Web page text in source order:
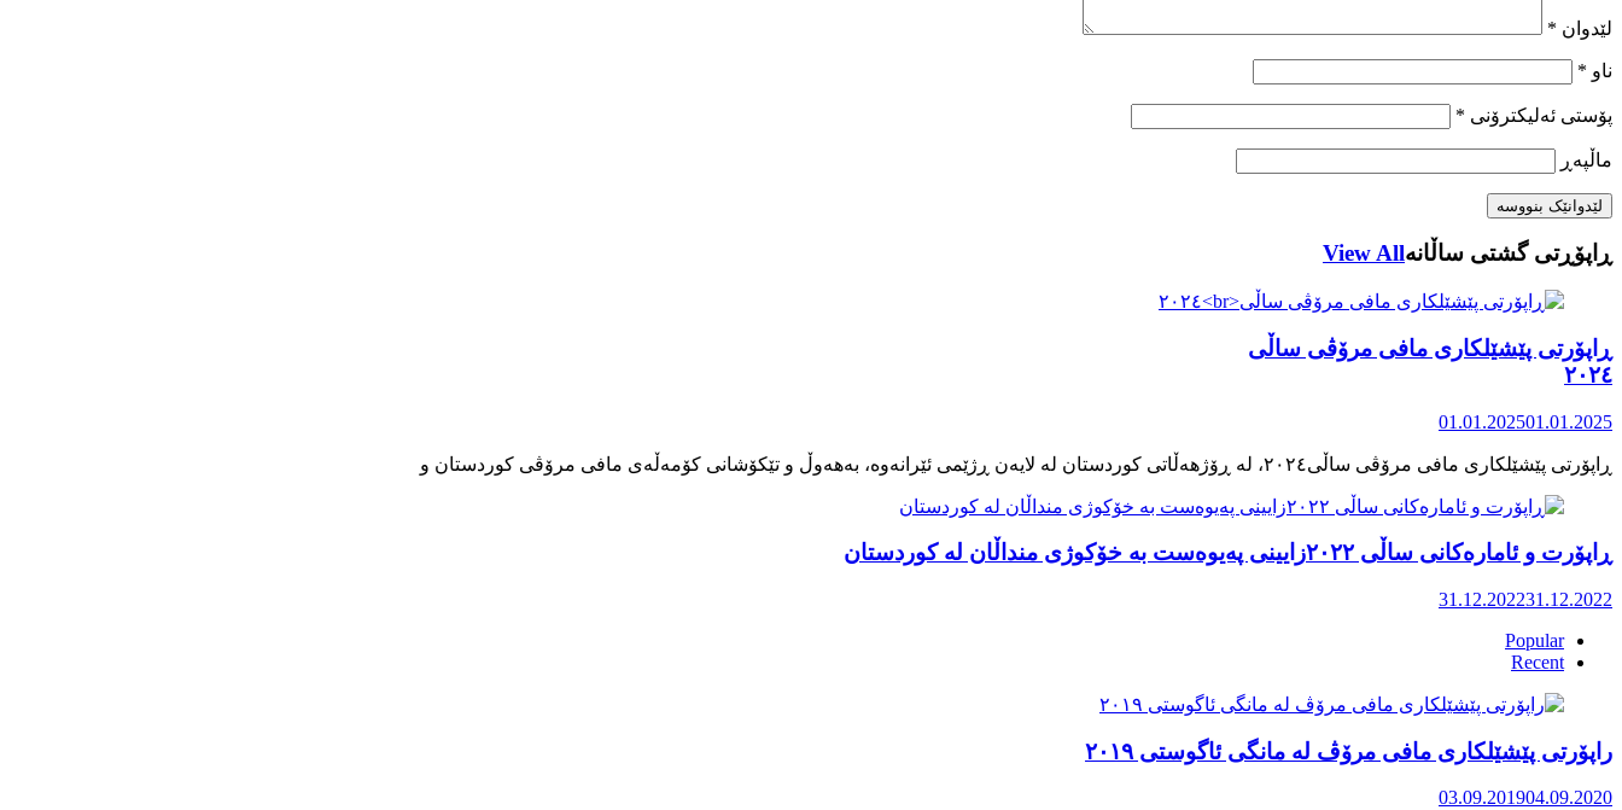
لێدوان *
ناو *
پۆستی ئەلیکترۆنی *
ماڵپه‌ڕ
ڕاپۆڕتی گشتی ساڵانهView All
ڕاپۆرتی پێشێلکاری مافی مرۆڤی ساڵی
٢٠٢٤
01.01.202501.01.2025
ڕاپۆرت و ئامارەکانی ساڵی ٢٠٢٢زایینی پەیوەست بە خۆکوژی منداڵان لە کوردستان
31.12.202231.12.2022
Popular
Recent
راپۆرتی پێشێلكاری مافی مرۆڤ له‌ مانگی ئاگوستی ٢٠١٩
03.09.201904.09.2020